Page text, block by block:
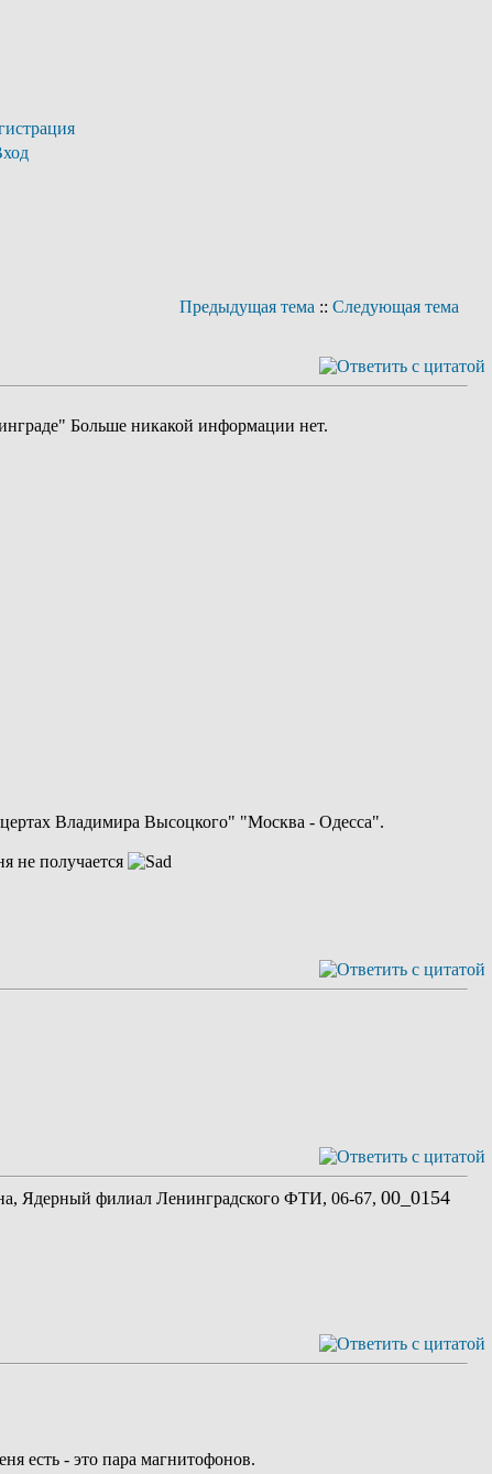
Предыдущая тема :: Следующая тема
Больше никакой информации нет.
Владимира Высоцкого" "Москва - Одесса".
не получается
Ядерный филиал Ленинградского ФТИ, 06-67, 00_0154
есть - это пара магнитофонов.